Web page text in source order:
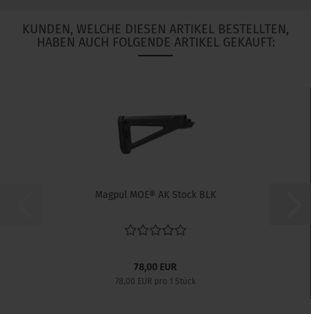
KUNDEN, WELCHE DIESEN ARTIKEL BESTELLTEN,
HABEN AUCH FOLGENDE ARTIKEL GEKAUFT:
Magpul MOE® AK Stock BLK
78,00 EUR
78,00 EUR pro 1 Stück